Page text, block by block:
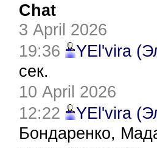
Chat
3 April 2026
19:36
YEl'vira
сек.
10 April 2026
12:22
YEl'vira
Бондаренко,